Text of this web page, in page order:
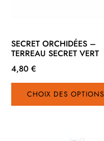
SECRET ORCHIDÉES –
TERREAU SECRET VERT
4,80€
CHOIX DES OPTIONS